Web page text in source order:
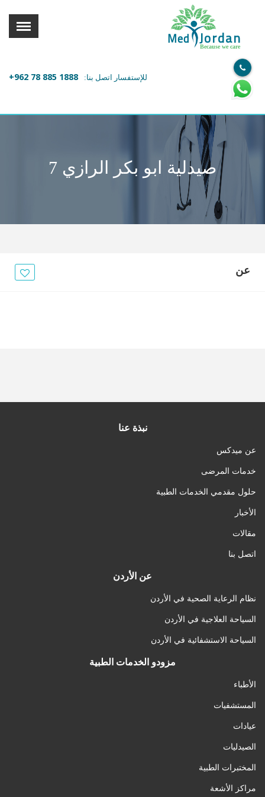
X
معلومات المستخدم
الرئيسة
Med Jordan
Because we care
للإستفسار اتصل بنا: +962 78 885 1888
صيدلية ابو بكر الرازي 7
عن
نبذة عنا
عن ميدكس
خدمات المرضى
حلول مقدمي الخدمات الطبية
الأخبار
مقالات
اتصل بنا
عن الأردن
نظام الرعاية الصحية في الأردن
السياحة العلاجية في الأردن
السياحة الاستشفائية في الأردن
مزودو الخدمات الطبية
الأطباء
المستشفيات
عيادات
الصيدليات
المختبرات الطبية
مراكز الأشعة